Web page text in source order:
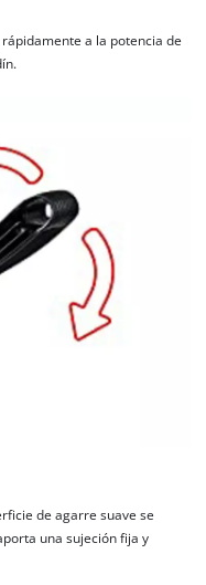
a la potencia de
de agarre suave se
una sujeción fija y